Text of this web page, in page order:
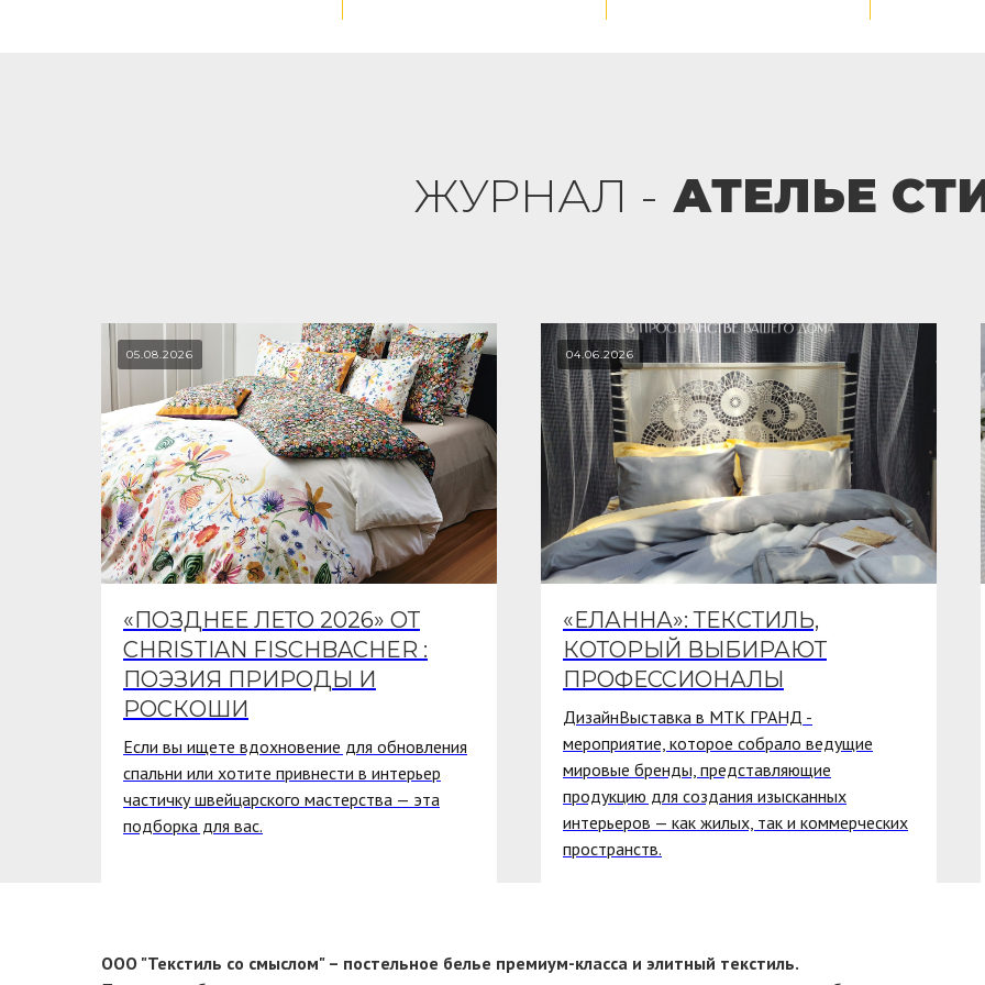
ЖУРНАЛ - АТЕЛЬЕ
05.08.2026
«ПОЗДНЕЕ ЛЕТО 2026» ОТ
CHRISTIAN FISCHBACHER :
ПОЭЗИЯ ПРИРОДЫ И
РОСКОШИ
Если вы ищете вдохновение для обновления
спальни или хотите привнести в интерьер
частичку швейцарского мастерства — эта
подборка для вас.
04.06.2026
«ЕЛАННА»: ТЕКСТИЛЬ,
КОТОРЫЙ ВЫБИРАЮТ
ПРОФЕССИОНАЛЫ
ДизайнВыставка в МТК ГРАНД -
мероприятие, которое собрало ведущие
мировые бренды, представляющие
продукцию для создания изысканных
интерьеров — как жилых, так и коммерческих
пространств.
ООО "Текстиль со смыслом" – постельное белье премиум-класса и элитный текстиль.